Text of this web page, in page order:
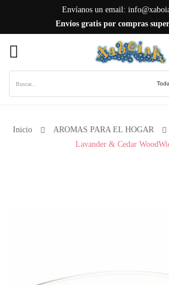
Envíanos un email:
Envíos gratis por compras
Inicio AROMAS PARA EL HOGAR
Lavander & Cedar